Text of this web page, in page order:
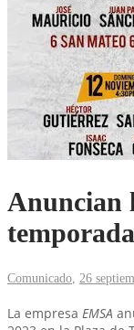
Anuncian
Comunicado, 26
La empresa EMSA